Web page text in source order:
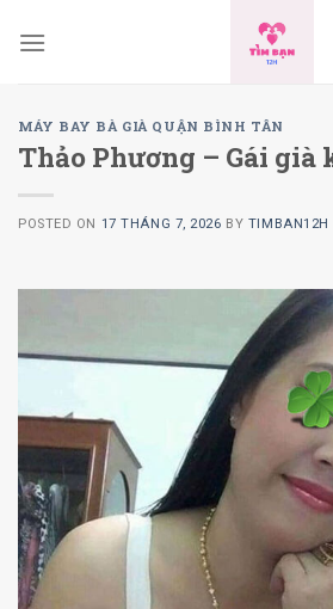
MÁY BAY BÀ GIÀ QUẬN BÌNH TÂN
Thảo Phương – Gái già
POSTED ON 17 THÁNG 7, 2026 BY TIMBAN12H